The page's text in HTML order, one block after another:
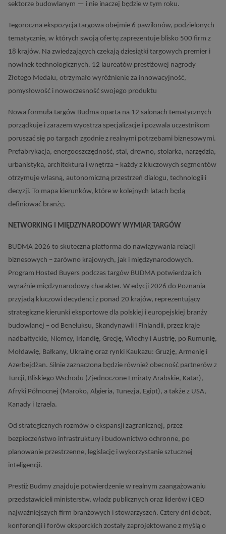
sektorze budowlanym — i nie inaczej będzie w tym roku.
Tegoroczna ekspozycja targowa obejmie 6 pawilonów, podzielonych
tematycznie, w których swoją ofertę zaprezentuje blisko 500 firm z
18 krajów. Na zwiedzających czekają dziesiątki targowych premier i
nowinek technologicznych. 12 laureatów prestiżowej nagrody
Złotego Medalu, otrzymało wyróżnienie za innowacyjność,
pomysłowość i nowoczesność swojego produktu
Nowa formuła targów Budma oparta na 12 salonach tematycznych
porządkuje i zarazem wyostrza specjalizacje i pozwala uczestnikom
poruszać się po targach zgodnie z realnymi potrzebami biznesowymi.
Prefabrykacja, energooszczędność, stal, drewno, stolarka, narzędzia,
urbanistyka, architektura i wnętrza – każdy z kluczowych segmentów
otrzymuje własną, autonomiczną przestrzeń dialogu, technologii i
decyzji. To mapa kierunków, które w kolejnych latach będą
definiować branżę.
NETWORKING I MIĘDZYNARODOWY WYMIAR TARGÓW
BUDMA 2026 to skuteczna platforma do nawiązywania relacji
biznesowych – zarówno krajowych, jak i międzynarodowych.
Program Hosted Buyers podczas targów BUDMA potwierdza ich
wyraźnie międzynarodowy charakter. W edycji 2026 do Poznania
przyjadą kluczowi decydenci z ponad 20 krajów, reprezentujący
strategiczne kierunki eksportowe dla polskiej i europejskiej branży
budowlanej – od Beneluksu, Skandynawii i Finlandii, przez kraje
nadbałtyckie, Niemcy, Irlandię, Grecję, Włochy i Austrię, po Rumunię,
Mołdawię, Bałkany, Ukrainę oraz rynki Kaukazu: Gruzję, Armenię i
Azerbejdżan. Silnie zaznaczona będzie również obecność partnerów z
Turcji, Bliskiego Wschodu (Zjednoczone Emiraty Arabskie, Katar),
Afryki Północnej (Maroko, Algieria, Tunezja, Egipt), a także z USA,
Kanady i Izraela.
Od strategicznych rozmów o ekspansji zagranicznej, przez
bezpieczeństwo infrastruktury i budownictwo ochronne, po
planowanie przestrzenne, legislację i wykorzystanie sztucznej
inteligencji.
Prestiż Budmy znajduje potwierdzenie w realnym zaangażowaniu
przedstawicieli ministerstw, władz publicznych oraz liderów i CEO
najważniejszych firm branżowych i stowarzyszeń. Cztery dni debat,
konferencji i forów eksperckich zostały zaprojektowane z myślą o